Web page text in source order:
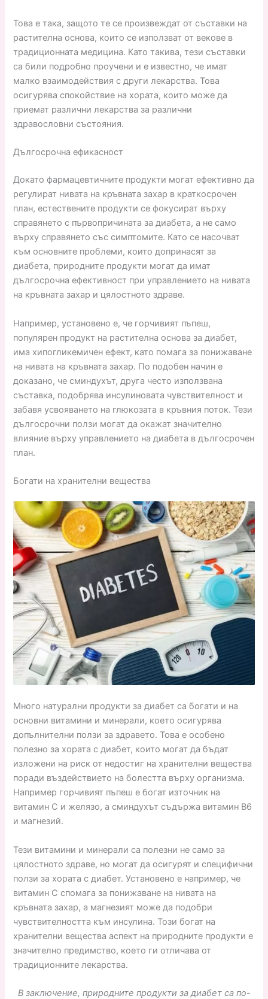
Това е така, защото те се произвеждат от съставки на
растителна основа, които се използват от векове в
традиционната медицина. Като такива, тези съставки
са били подробно проучени и е известно, че имат
малко взаимодействия с други лекарства. Това
осигурява спокойствие на хората, които може да
приемат различни лекарства за различни
здравословни състояния.
Дългосрочна ефикасност
Докато фармацевтичните продукти могат ефективно да
регулират нивата на кръвната захар в краткосрочен
план, естествените продукти се фокусират върху
справянето с първопричината за диабета, а не само
върху справянето със симптомите. Като се насочват
към основните проблеми, които допринасят за
диабета, природните продукти могат да имат
дългосрочна ефективност при управлението на нивата
на кръвната захар и цялостното здраве.
Например, установено е, че горчивият пъпеш,
популярен продукт на растителна основа за диабет,
има хипогликемичен ефект, като помага за понижаване
на нивата на кръвната захар. По подобен начин е
доказано, че сминдухът, друга често използвана
съставка, подобрява инсулиновата чувствителност и
забавя усвояването на глюкозата в кръвния поток. Тези
дългосрочни ползи могат да окажат значително
влияние върху управлението на диабета в дългосрочен
план.
Богати на хранителни вещества
Много натурални продукти за диабет са богати и на
основни витамини и минерали, което осигурява
допълнителни ползи за здравето. Това е особено
полезно за хората с диабет, които могат да бъдат
изложени на риск от недостиг на хранителни вещества
поради въздействието на болестта върху организма.
Например горчивият пъпеш е богат източник на
витамин С и желязо, а сминдухът съдържа витамин В6
и магнезий.
Тези витамини и минерали са полезни не само за
цялостното здраве, но могат да осигурят и специфични
ползи за хората с диабет. Установено е например, че
витамин С спомага за понижаване на нивата на
кръвната захар, а магнезият може да подобри
чувствителността към инсулина. Този богат на
хранителни вещества аспект на природните продукти е
значително предимство, което ги отличава от
традиционните лекарства.
В заключение, природните продукти за диабет са по-